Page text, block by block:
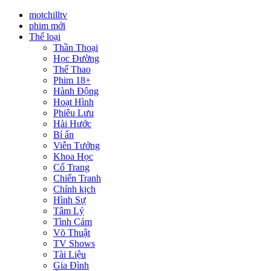
motchilltv
phim mới
Thể loại
Thần Thoại
Học Đường
Thể Thao
Phim 18+
Hành Động
Hoạt Hình
Phiêu Lưu
Hài Hước
Bí ẩn
Viễn Tưởng
Khoa Học
Cổ Trang
Chiến Tranh
Chính kịch
Hình Sự
Tâm Lý
Tình Cảm
Võ Thuật
TV Shows
Tài Liệu
Gia Đình